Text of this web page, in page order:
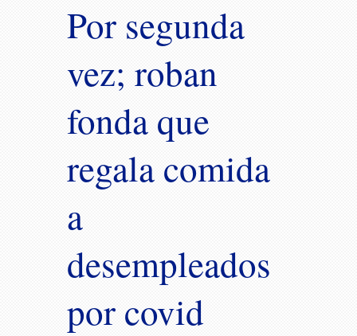
Por segunda
vez; roban
fonda que
regala comida
a
desempleados
por covid